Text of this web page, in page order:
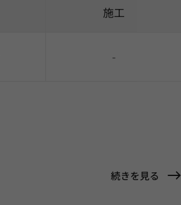
施工
-
続きを見る